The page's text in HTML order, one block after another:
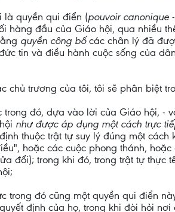
quyền qui điển (pouvoir canonique
hàng đầu của Giáo hội, qua nhiều
quyền công bốcác chân lý đã
tin và điều hành cuộc sống của
chủ trương của tôi, tôi sẽ phân biệt
trong đó, dựa vào lời của Giáo hội, -
như được áp dụng một cách trực
thuộc trật tự suy lý đúng một
hoặc các cuộc phong thánh,
đổi); trong khi đó, trong trật tự
trong đó cũng một quyền qui điển
định của họ, trong khi đòi hỏi